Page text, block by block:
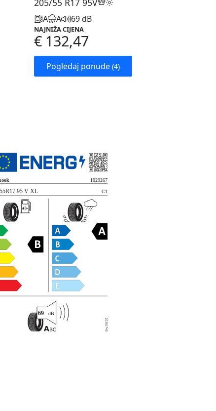
205/55 R17 95V
A A 69 dB
NAJNIŽA CIJENA
€ 132,47
Pogledaj ponude (4)